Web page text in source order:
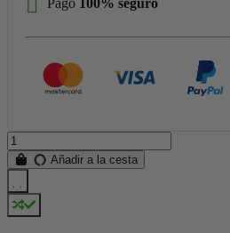
Pago 100% seguro
Añadir a la cesta